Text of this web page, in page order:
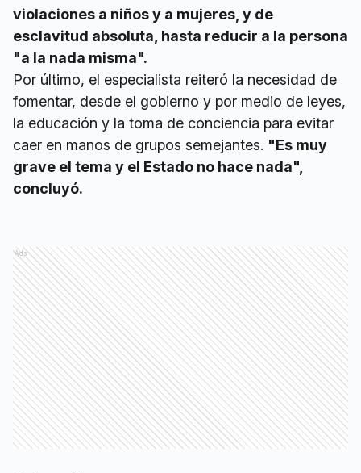
violaciones a niños y a mujeres, y de
esclavitud absoluta, hasta reducir a la persona
"a la nada misma".
Por último, el especialista reiteró la necesidad de
fomentar, desde el gobierno y por medio de leyes,
la educación y la toma de conciencia para evitar
caer en manos de grupos semejantes. "Es muy
grave el tema y el Estado no hace nada",
concluyó.
Ads